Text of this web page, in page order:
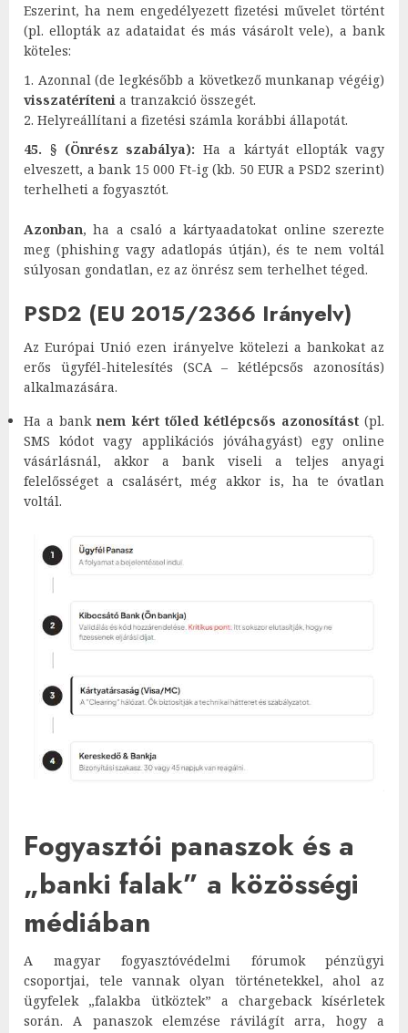
Eszerint, ha nem engedélyezett fizetési művelet történt
(pl. ellopták az adataidat és más vásárolt vele), a bank
köteles:
1. Azonnal (de legkésőbb a következő munkanap végéig)
visszatéríteni a tranzakció összegét.
2. Helyreállítani a fizetési számla korábbi állapotát.
45. § (Önrész szabálya): Ha a kártyát ellopták vagy
elveszett, a bank 15 000 Ft-ig (kb. 50 EUR a PSD2 szerint)
terhelheti a fogyasztót.
Azonban, ha a csaló a kártyaadatokat online szerezte
meg (phishing vagy adatlopás útján), és te nem voltál
súlyosan gondatlan, ez az önrész sem terhelhet téged.
PSD2 (EU 2015/2366 Irányelv)
Az Európai Unió ezen irányelve kötelezi a bankokat az
erős ügyfél-hitelesítés (SCA – kétlépcsős azonosítás)
alkalmazására.
Ha a banknem kért tőled kétlépcsős azonosítást(pl.
SMS kódot vagy applikációs jóváhagyást) egy online
vásárlásnál, akkor a bank viseli a teljes anyagi
felelősséget a csalásért, még akkor is, ha te óvatlan
voltál.
Fogyasztói panaszok és a
„banki falak” a közösségi
médiában
A magyar fogyasztóvédelmi fórumok pénzügyi
csoportjai, tele vannak olyan történetekkel, ahol az
ügyfelek „falakba ütköztek” a chargeback kísérletek
során. A panaszok elemzése rávilágít arra, hogy a